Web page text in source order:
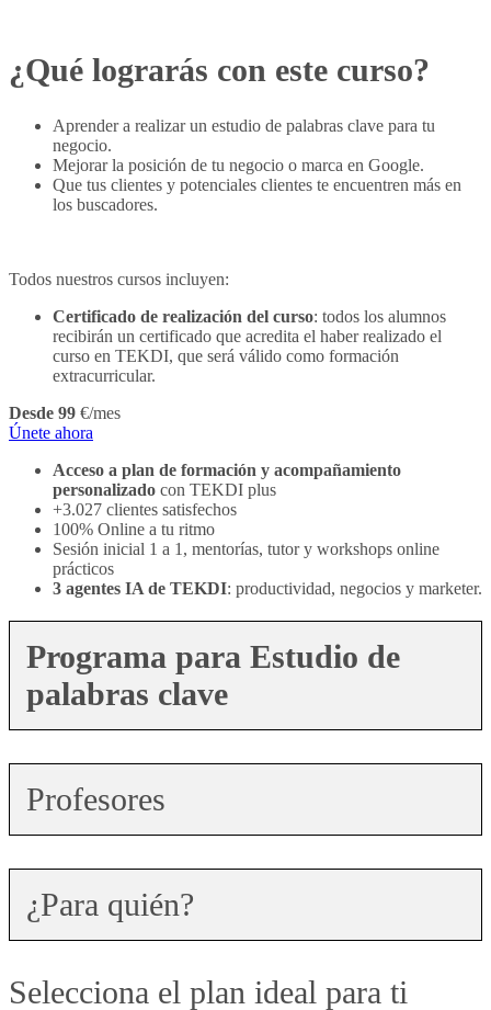
¿Qué lograrás con este curso?
Aprender a realizar un estudio de palabras clave para tu
negocio.
Mejorar la posición de tu negocio o marca en Google.
Que tus clientes y potenciales clientes te encuentren más en
los buscadores.
Todos nuestros cursos incluyen:
Certificado de realización del curso: todos los alumnos
recibirán un certificado que acredita el haber realizado el
curso en TEKDI, que será válido como formación
extracurricular.
Desde 99 €/mes
Únete ahora
Acceso a plan de formación y acompañamiento
personalizado con TEKDI plus
+3.027 clientes satisfechos
100% Online a tu ritmo
Sesión inicial 1 a 1, mentorías, tutor y workshops online
prácticos
3 agentes IA de TEKDI: productividad, negocios y marketer.
Programa para Estudio de
palabras clave
Profesores
¿Para quién?
Selecciona el plan ideal para ti